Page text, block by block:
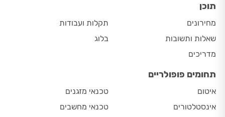
תוכן
מחירונים
שאלות ותשובות
מדריכים
תקלות ועבודות
בלוג
תחומים פופולריים
איטום
אינסטלטורים
טכנאי מזגנים
טכנאי מחשבים